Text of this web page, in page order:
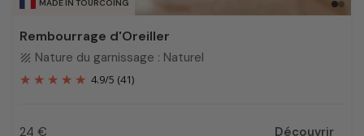
MADE IN TOURCOING
Rembourrage d'Oreiller
texture Nature du garnissage : Naturel
4.9/5 (41)
24 € Découvrir